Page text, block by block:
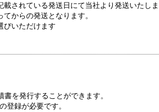
されている発送日にて当社より発送いたしま
からの発送となります。
びいただけます
を発行することができます。
登録が必要です。